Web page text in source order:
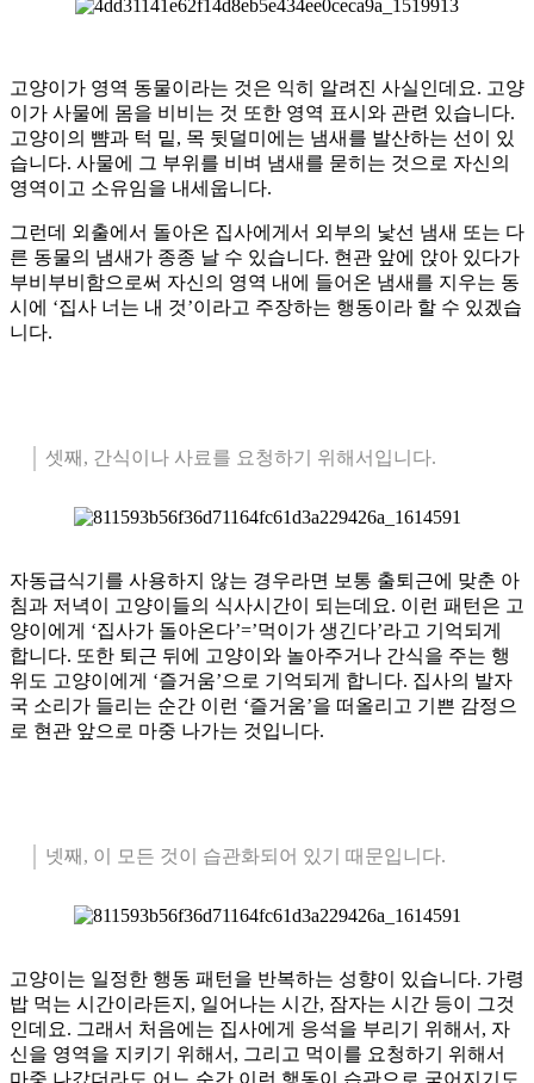
고양이가 영역 동물이라는 것은 익히 알려진 사실인데요. 고양
이가 사물에 몸을 비비는 것 또한 영역 표시와 관련 있습니다.
고양이의 뺨과 턱 밑, 목 뒷덜미에는 냄새를 발산하는 선이 있
습니다. 사물에 그 부위를 비벼 냄새를 묻히는 것으로 자신의
영역이고 소유임을 내세웁니다.
그런데 외출에서 돌아온 집사에게서 외부의 낯선 냄새 또는 다
른 동물의 냄새가 종종 날 수 있습니다. 현관 앞에 앉아 있다가
부비부비함으로써 자신의 영역 내에 들어온 냄새를 지우는 동
시에 ‘집사 너는 내 것’이라고 주장하는 행동이라 할 수 있겠습
니다.
셋째, 간식이나 사료를 요청하기 위해서입니다.
자동급식기를 사용하지 않는 경우라면 보통 출퇴근에 맞춘 아
침과 저녁이 고양이들의 식사시간이 되는데요. 이런 패턴은 고
양이에게 ‘집사가 돌아온다’=’먹이가 생긴다’라고 기억되게
합니다. 또한 퇴근 뒤에 고양이와 놀아주거나 간식을 주는 행
위도 고양이에게 ‘즐거움’으로 기억되게 합니다. 집사의 발자
국 소리가 들리는 순간 이런 ‘즐거움’을 떠올리고 기쁜 감정으
로 현관 앞으로 마중 나가는 것입니다.
넷째, 이 모든 것이 습관화되어 있기 때문입니다.
고양이는 일정한 행동 패턴을 반복하는 성향이 있습니다. 가령
밥 먹는 시간이라든지, 일어나는 시간, 잠자는 시간 등이 그것
인데요. 그래서 처음에는 집사에게 응석을 부리기 위해서, 자
신을 영역을 지키기 위해서, 그리고 먹이를 요청하기 위해서